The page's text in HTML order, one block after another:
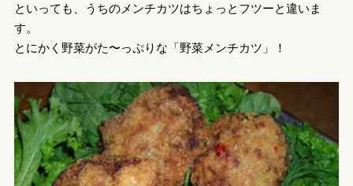
といっても、うちのメンチカツはちょっとフツーと違いま
す。
とにかく野菜がた〜っぷりな「野菜メンチカツ」！